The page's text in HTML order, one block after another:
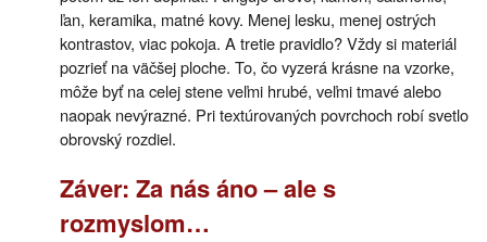
ľan, keramika, matné kovy. Menej lesku, menej ostrých
kontrastov, viac pokoja. A tretie pravidlo? Vždy si materiál
pozrieť na väčšej ploche. To, čo vyzerá krásne na vzorke,
môže byť na celej stene veľmi hrubé, veľmi tmavé alebo
naopak nevýrazné. Pri textúrovaných povrchoch robí svetlo
obrovský rozdiel.
Záver: Za nás áno – ale s
rozmyslom…